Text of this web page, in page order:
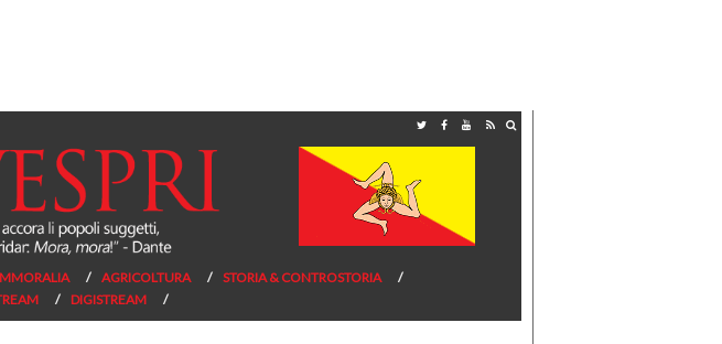
AGRICOLTURA
STORIA & CONTROSTORIA
DIGISTREAM